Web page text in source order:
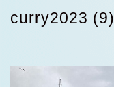
curry2023 (9)